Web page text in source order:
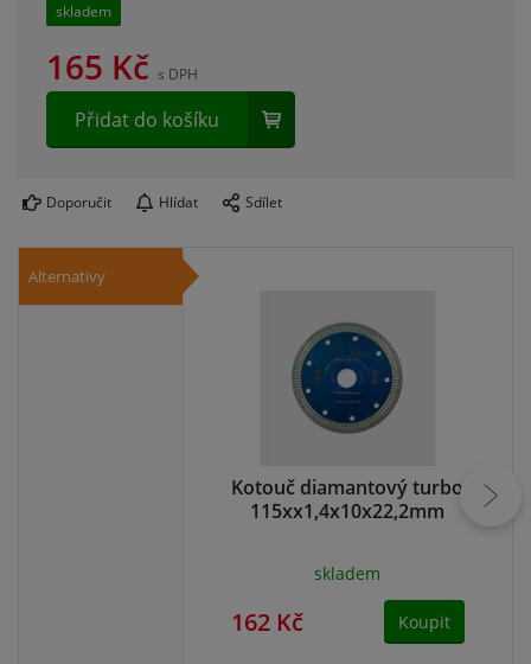
skladem
165 Kč s DPH
Přidat do košíku
Doporučit Hlídat Sdílet
Alternativy
Kotouč diamantový turbo
115xx1,4x10x22,2mm
skladem
162 Kč Koupit